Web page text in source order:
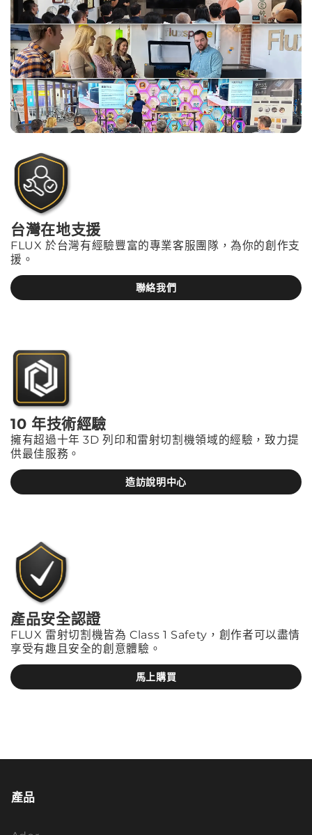
台灣在地支援
FLUX 於台灣有經驗豐富的專業客服團隊，為你的創作支
援。
聯絡我們
10 年技術經驗
擁有超過十年 3D 列印和雷射切割機領域的經驗，致力提
供最佳服務。
造訪說明中心
產品安全認證
FLUX 雷射切割機皆為 Class 1 Safety，創作者可以盡情
享受有趣且安全的創意體驗。
馬上購買
產品